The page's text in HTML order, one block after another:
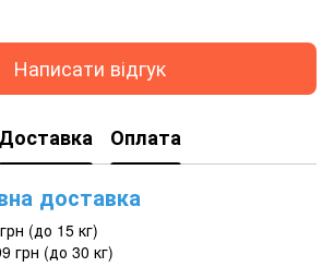
Написати відгук
Доставка Оплата
доставка
(до 15 кг)
грн (до 30 кг)